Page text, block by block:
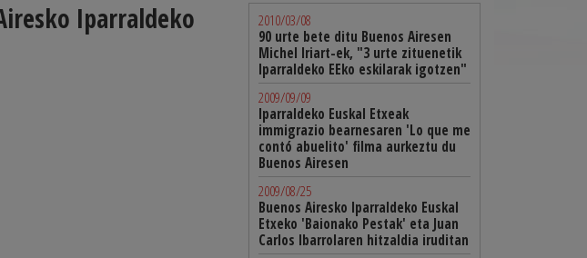
Iparraldeko
2010/03/08
90 urte bete ditu Buenos Airesen
Michel Iriart-ek, "3 urte zituenetik
Iparraldeko EEko eskilarak igotzen"
2009/09/09
Iparraldeko Euskal Etxeak
immigrazio bearnesaren 'Lo que me
contó abuelito' filma aurkeztu du
Buenos Airesen
2009/08/25
Buenos Airesko Iparraldeko Euskal
Etxeko 'Baionako Pestak' eta Juan
Carlos Ibarrolaren hitzaldia iruditan